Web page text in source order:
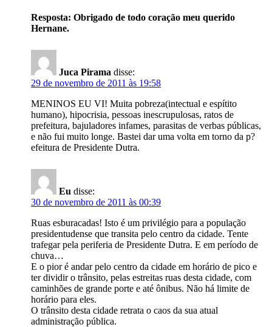
Resposta: Obrigado de todo coração meu querido
Hernane.
Juca Pirama disse:
29 de novembro de 2011 às 19:58
MENINOS EU VI! Muita pobreza(intectual e espítito
humano), hipocrisia, pessoas inescrupulosas, ratos de
prefeitura, bajuladores infames, parasitas de verbas públicas,
e não fui muito longe. Bastei dar uma volta em torno da p?
efeitura de Presidente Dutra.
Eu disse:
30 de novembro de 2011 às 00:39
Ruas esburacadas! Isto é um privilégio para a população
presidentudense que transita pelo centro da cidade. Tente
trafegar pela periferia de Presidente Dutra. E em período de
chuva…
E o pior é andar pelo centro da cidade em horário de pico e
ter dividir o trânsito, pelas estreitas ruas desta cidade, com
caminhões de grande porte e até ônibus. Não há limite de
horário para eles.
O trânsito desta cidade retrata o caos da sua atual
administração pública.